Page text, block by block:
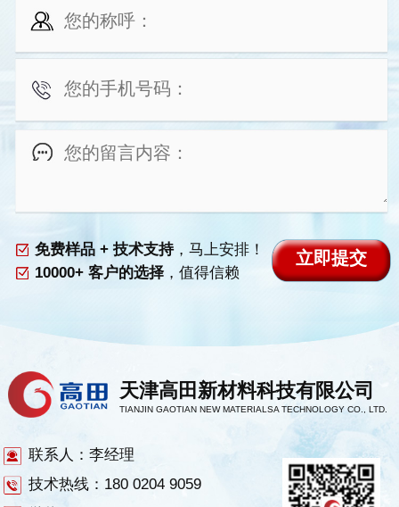
免费样品 + 技术支持，马上安排！
10000+ 客户的选择，值得信赖
天津高田新材料科技有限公司
TIANJIN GAOTIAN NEW MATERIALSA TECHNOLOGY CO., LTD.
联系人：李经理
技术热线：180 0204 9059